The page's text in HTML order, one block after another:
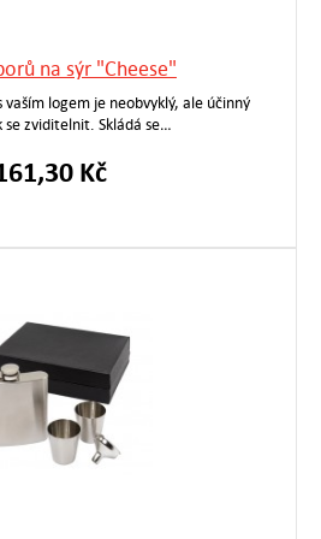
na sýr "Cheese"
vaším logem je neobvyklý, ale účinný
se zviditelnit. Skládá se…
Kč